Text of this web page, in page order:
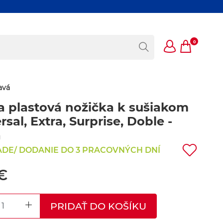
0
plastová nožička k sušiakom
Extra, Surprise, Doble -
DODANIE DO 3 PRACOVNÝCH DNÍ
QUANTITY
INCREASE QUANTITY
PRIDAŤ DO KOŠÍKU